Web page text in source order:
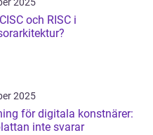
och RISC i
2025
för digitala konstnärer:
inte svarar